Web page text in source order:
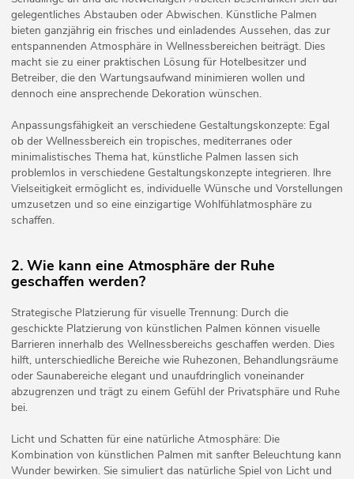
gelegentliches Abstauben oder Abwischen. Künstliche Palmen
bieten ganzjährig ein frisches und einladendes Aussehen, das zur
entspannenden Atmosphäre in Wellnessbereichen beiträgt. Dies
macht sie zu einer praktischen Lösung für Hotelbesitzer und
Betreiber, die den Wartungsaufwand minimieren wollen und
dennoch eine ansprechende Dekoration wünschen.
Anpassungsfähigkeit an verschiedene Gestaltungskonzepte: Egal
ob der Wellnessbereich ein tropisches, mediterranes oder
minimalistisches Thema hat, künstliche Palmen lassen sich
problemlos in verschiedene Gestaltungskonzepte integrieren. Ihre
Vielseitigkeit ermöglicht es, individuelle Wünsche und Vorstellungen
umzusetzen und so eine einzigartige Wohlfühlatmosphäre zu
schaffen.
2. Wie kann eine Atmosphäre der Ruhe
geschaffen werden?
Strategische Platzierung für visuelle Trennung: Durch die
geschickte Platzierung von künstlichen Palmen können visuelle
Barrieren innerhalb des Wellnessbereichs geschaffen werden. Dies
hilft, unterschiedliche Bereiche wie Ruhezonen, Behandlungsräume
oder Saunabereiche elegant und unaufdringlich voneinander
abzugrenzen und trägt zu einem Gefühl der Privatsphäre und Ruhe
bei.
Licht und Schatten für eine natürliche Atmosphäre: Die
Kombination von künstlichen Palmen mit sanfter Beleuchtung kann
Wunder bewirken. Sie simuliert das natürliche Spiel von Licht und